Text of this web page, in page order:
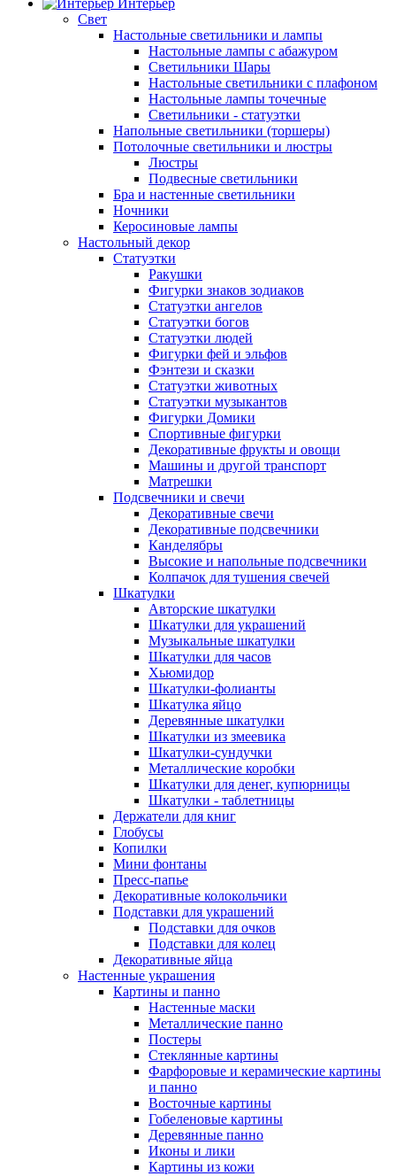
Интерьер
Свет
Настольные светильники и лампы
Настольные лампы с абажуром
Светильники Шары
Настольные светильники с плафоном
Настольные лампы точечные
Светильники - статуэтки
Напольные светильники (торшеры)
Потолочные светильники и люстры
Люстры
Подвесные светильники
Бра и настенные светильники
Ночники
Керосиновые лампы
Настольный декор
Статуэтки
Ракушки
Фигурки знаков зодиаков
Статуэтки ангелов
Статуэтки богов
Статуэтки людей
Фигурки фей и эльфов
Фэнтези и сказки
Статуэтки животных
Статуэтки музыкантов
Фигурки Домики
Спортивные фигурки
Декоративные фрукты и овощи
Машины и другой транспорт
Матрешки
Подсвечники и свечи
Декоративные свечи
Декоративные подсвечники
Канделябры
Высокие и напольные подсвечники
Колпачок для тушения свечей
Шкатулки
Авторские шкатулки
Шкатулки для украшений
Музыкальные шкатулки
Шкатулки для часов
Хьюмидор
Шкатулки-фолианты
Шкатулка яйцо
Деревянные шкатулки
Шкатулки из змеевика
Шкатулки-сундучки
Металлические коробки
Шкатулки для денег, купюрницы
Шкатулки - таблетницы
Держатели для книг
Глобусы
Копилки
Мини фонтаны
Пресс-папье
Декоративные колокольчики
Подставки для украшений
Подставки для очков
Подставки для колец
Декоративные яйца
Настенные украшения
Картины и панно
Настенные маски
Металлические панно
Постеры
Стеклянные картины
Фарфоровые и керамические картины
и панно
Восточные картины
Гобеленовые картины
Деревянные панно
Иконы и лики
Картины из кожи